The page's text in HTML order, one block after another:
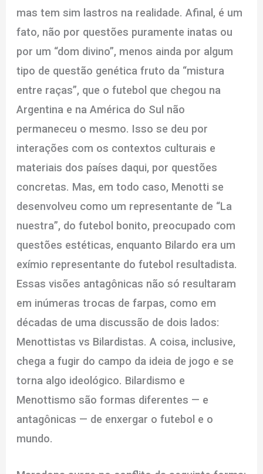
mas tem sim lastros na realidade. Afinal, é um
fato, não por questões puramente inatas ou
por um “dom divino”, menos ainda por algum
tipo de questão genética fruto da “mistura
entre raças”, que o futebol que chegou na
Argentina e na América do Sul não
permaneceu o mesmo. Isso se deu por
interações com os contextos culturais e
materiais dos países daqui, por questões
concretas. Mas, em todo caso, Menotti se
desenvolveu como um representante de “La
nuestra”, do futebol bonito, preocupado com
questões estéticas, enquanto Bilardo era um
exímio representante do futebol resultadista.
Essas visões antagônicas não só resultaram
em inúmeras trocas de farpas, como em
décadas de uma discussão de dois lados:
Menottistas vs Bilardistas. A coisa, inclusive,
chega a fugir do campo da ideia de jogo e se
torna algo ideológico. Bilardismo e
Menottismo são formas diferentes — e
antagônicas — de enxergar o futebol e o
mundo.